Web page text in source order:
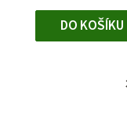
DO KOŠÍKU